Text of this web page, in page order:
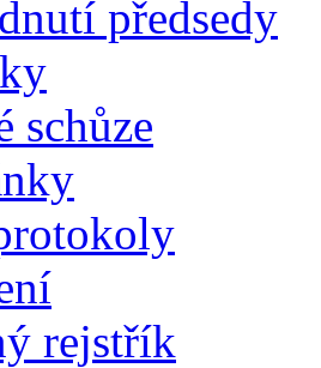
předsedy
schůze
rejstřík